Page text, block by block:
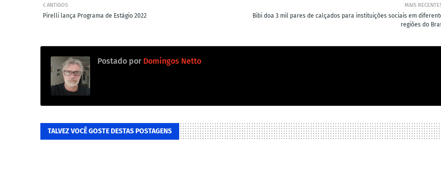
MAIS
Bibi doa 3 mil pares de calçados para instituições sociais em
regiões do
ANTIGOS
Pirelli lança Programa de Estágio 2022
Postado por Domingos Netto
TALVEZ VOCÊ GOSTE DESTAS POSTAGENS